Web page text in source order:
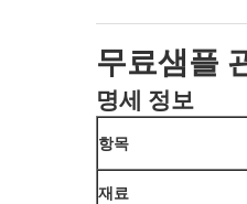
무료샘플
명세 정보
항목
재료